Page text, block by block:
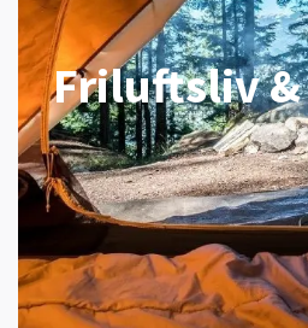
Friluftsliv